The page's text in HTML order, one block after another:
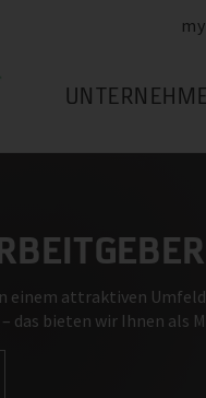
einem attraktiven
das bieten wir Ihnen als